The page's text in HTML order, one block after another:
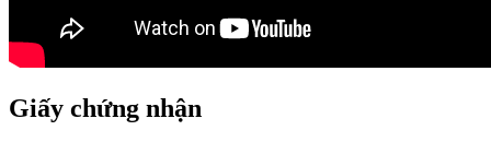
Giấy chứng nhận